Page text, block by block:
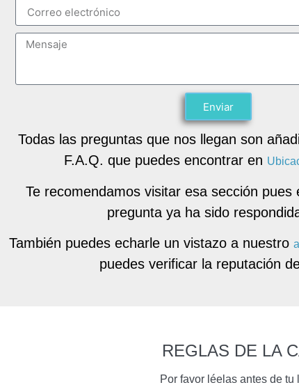
Enviar
Todas las preguntas que nos llegan son
F.A.Q. que puedes encontrar en
Te recomendamos visitar esa sección pues
pregunta ya ha sido
También puedes echarle un vistazo a nuestro
puedes verificar la reputación
REGLAS DE LA
Por favor léelas antes de tu